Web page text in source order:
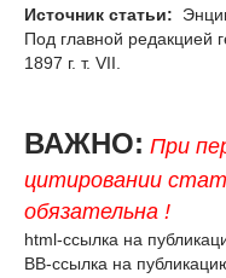
Источник статьи:
Под главной редакцией
1897 г. т. VII.
ВАЖНО: При
цитировании
обязательна !
html-ссылка на
BB-ссылка на